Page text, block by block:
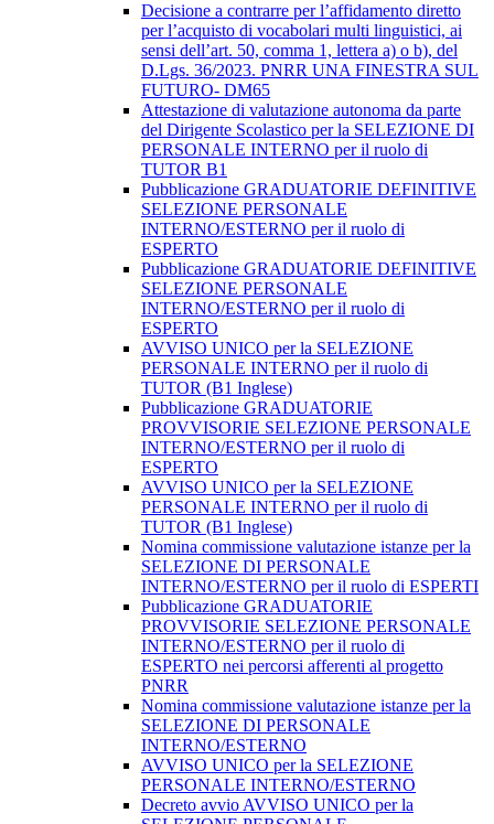
Decisione a contrarre per l’affidamento diretto
per l’acquisto di vocabolari multi linguistici, ai
sensi dell’art. 50, comma 1, lettera a) o b), del
D.Lgs. 36/2023. PNRR UNA FINESTRA SUL
FUTURO- DM65
Attestazione di valutazione autonoma da parte
del Dirigente Scolastico per la SELEZIONE DI
PERSONALE INTERNO per il ruolo di
TUTOR B1
Pubblicazione GRADUATORIE DEFINITIVE
SELEZIONE PERSONALE
INTERNO/ESTERNO per il ruolo di
ESPERTO
Pubblicazione GRADUATORIE DEFINITIVE
SELEZIONE PERSONALE
INTERNO/ESTERNO per il ruolo di
ESPERTO
AVVISO UNICO per la SELEZIONE
PERSONALE INTERNO per il ruolo di
TUTOR (B1 Inglese)
Pubblicazione GRADUATORIE
PROVVISORIE SELEZIONE PERSONALE
INTERNO/ESTERNO per il ruolo di
ESPERTO
AVVISO UNICO per la SELEZIONE
PERSONALE INTERNO per il ruolo di
TUTOR (B1 Inglese)
Nomina commissione valutazione istanze per la
SELEZIONE DI PERSONALE
INTERNO/ESTERNO per il ruolo di ESPERTI
Pubblicazione GRADUATORIE
PROVVISORIE SELEZIONE PERSONALE
INTERNO/ESTERNO per il ruolo di
ESPERTO nei percorsi afferenti al progetto
PNRR
Nomina commissione valutazione istanze per la
SELEZIONE DI PERSONALE
INTERNO/ESTERNO
AVVISO UNICO per la SELEZIONE
PERSONALE INTERNO/ESTERNO
Decreto avvio AVVISO UNICO per la